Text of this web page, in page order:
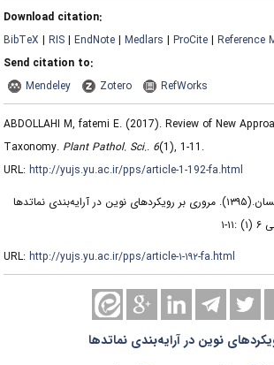
Download citation:
BibTeX |RIS |EndNote |Medlars |ProCite |
Send citation to:
Mendeley
Zotero RefWorks
ABDOLLAHI M, fatemi E.(2017).Review of New
Taxonomy.Plant Pathol. Sci..6(1), 1-11.
URL:http://yujs.yu.ac.ir/pps/article-1-192-fa.html
(۱۳۹۵).
مروری بر رویکردهای نوین در آرایه‌بندی نماتدها
URL:http://yujs.yu.ac.ir/pps/article-۱-۱۹۲-fa.html
نوین در آرایه‌بندی نماتدها